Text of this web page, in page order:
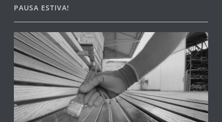
PAUSA ESTIVA!